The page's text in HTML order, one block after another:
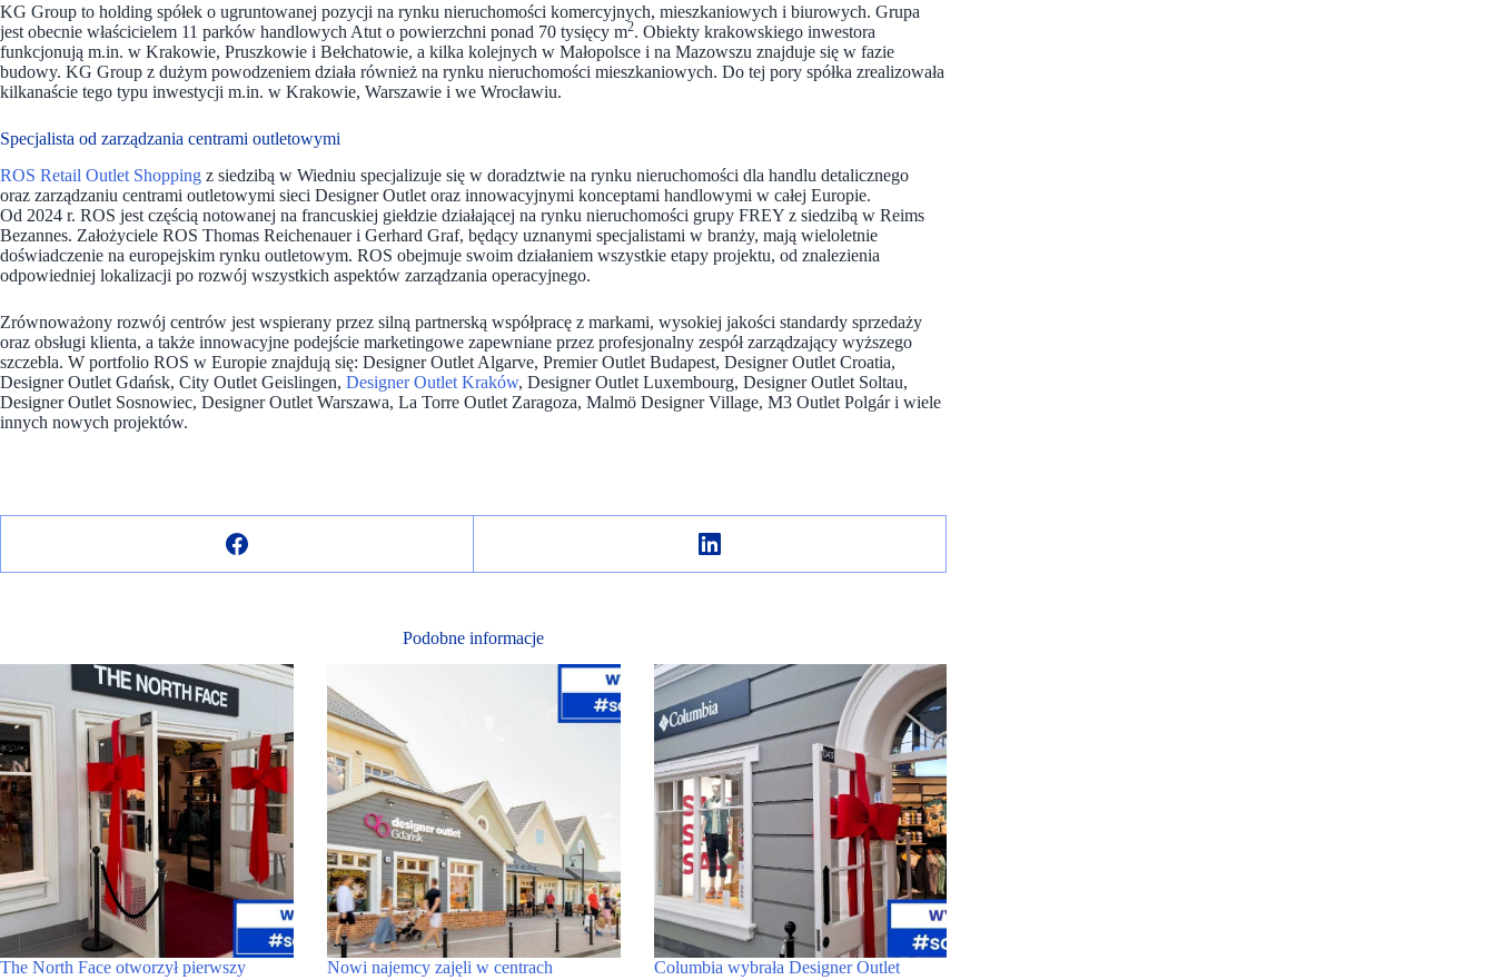
KG Group to holding spółek o ugruntowanej pozycji na rynku nieruchomości komercyjnych, mieszkaniowych i biurowych. Grupa
jest obecnie właścicielem 11 parków handlowych Atut o powierzchni ponad 70 tysięcy m2. Obiekty krakowskiego inwestora
funkcjonują m.in. w Krakowie, Pruszkowie i Bełchatowie, a kilka kolejnych w Małopolsce i na Mazowszu znajduje się w fazie
budowy. KG Group z dużym powodzeniem działa również na rynku nieruchomości mieszkaniowych. Do tej pory spółka zrealizowała
kilkanaście tego typu inwestycji m.in. w Krakowie, Warszawie i we Wrocławiu.
Specjalista od zarządzania centrami outletowymi
ROS Retail Outlet Shopping z siedzibą w Wiedniu specjalizuje się w doradztwie na rynku nieruchomości dla handlu detalicznego
oraz zarządzaniu centrami outletowymi sieci Designer Outlet oraz innowacyjnymi konceptami handlowymi w całej Europie.
Od 2024 r. ROS jest częścią notowanej na francuskiej giełdzie działającej na rynku nieruchomości grupy FREY z siedzibą w Reims
Bezannes. Założyciele ROS Thomas Reichenauer i Gerhard Graf, będący uznanymi specjalistami w branży, mają wieloletnie
doświadczenie na europejskim rynku outletowym. ROS obejmuje swoim działaniem wszystkie etapy projektu, od znalezienia
odpowiedniej lokalizacji po rozwój wszystkich aspektów zarządzania operacyjnego.
Zrównoważony rozwój centrów jest wspierany przez silną partnerską współpracę z markami, wysokiej jakości standardy sprzedaży
oraz obsługi klienta, a także innowacyjne podejście marketingowe zapewniane przez profesjonalny zespół zarządzający wyższego
szczebla. W portfolio ROS w Europie znajdują się: Designer Outlet Algarve, Premier Outlet Budapest, Designer Outlet Croatia,
Designer Outlet Gdańsk, City Outlet Geislingen, Designer Outlet Kraków, Designer Outlet Luxembourg, Designer Outlet Soltau,
Designer Outlet Sosnowiec, Designer Outlet Warszawa, La Torre Outlet Zaragoza, Malmö Designer Village, M3 Outlet Polgár i wiele
innych nowych projektów.
Podobne informacje
The North Face otworzył pierwszy
Nowi najemcy zajęli w centrach
Columbia wybrała Designer Outlet